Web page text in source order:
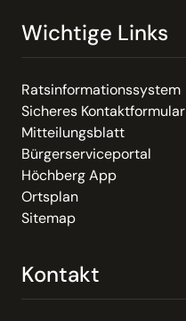
Wichtige Links
Ratsinformationssystem
Sicheres Kontaktformular
Mitteilungsblatt
Bürgerserviceportal
Höchberg App
Ortsplan
Sitemap
Kontakt